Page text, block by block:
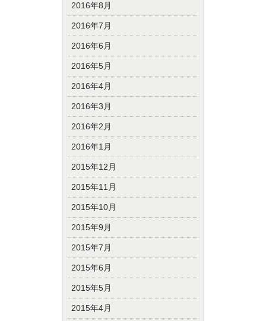
2016年8月
2016年7月
2016年6月
2016年5月
2016年4月
2016年3月
2016年2月
2016年1月
2015年12月
2015年11月
2015年10月
2015年9月
2015年7月
2015年6月
2015年5月
2015年4月